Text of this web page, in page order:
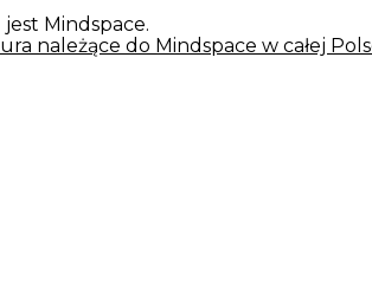
Mindspace.
należące do Mindspace w całej